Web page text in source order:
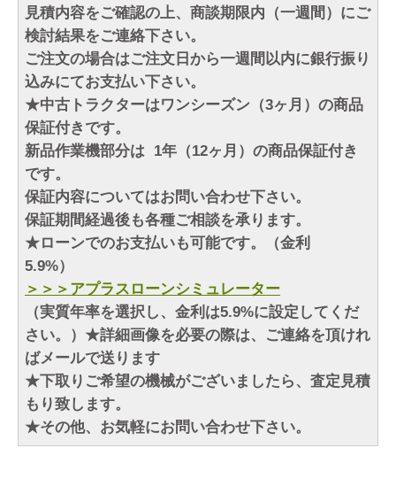
見積内容をご確認の上、商談期限内（一週間）にご
検討結果をご連絡下さい。
ご注文の場合はご注文日から一週間以内に銀行振り
込みにてお支払い下さい。
★中古トラクターはワンシーズン（3ヶ月）の商品
保証付きです。
新品作業機部分は 1年（12ヶ月）の商品保証付き
です。
保証内容についてはお問い合わせ下さい。
保証期間経過後も各種ご相談を承ります。
★ローンでのお支払いも可能です。（金利
5.9%）
＞＞＞アプラスローンシミュレーター
（実質年率を選択し、金利は5.9%に設定してくだ
さい。） ★詳細画像を必要の際は、ご連絡を頂けれ
ばメールで送ります
★下取りご希望の機械がございましたら、査定見積
もり致します。
★その他、お気軽にお問い合わせ下さい。